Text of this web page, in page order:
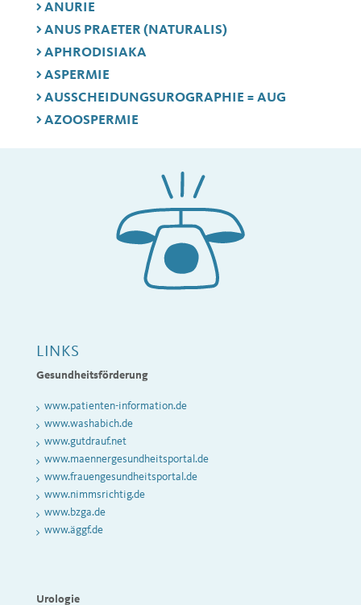
ANURIE
ANUS PRAETER (NATURALIS)
APHRODISIAKA
ASPERMIE
AUSSCHEIDUNGSUROGRAPHIE = AUG
AZOOSPERMIE
LINKS
Gesundheitsförderung
www.patienten-information.de
www.washabich.de
www.gutdrauf.net
www.maennergesundheitsportal.de
www.frauengesundheitsportal.de
www.nimmsrichtig.de
www.bzga.de
www.äggf.de
Urologie